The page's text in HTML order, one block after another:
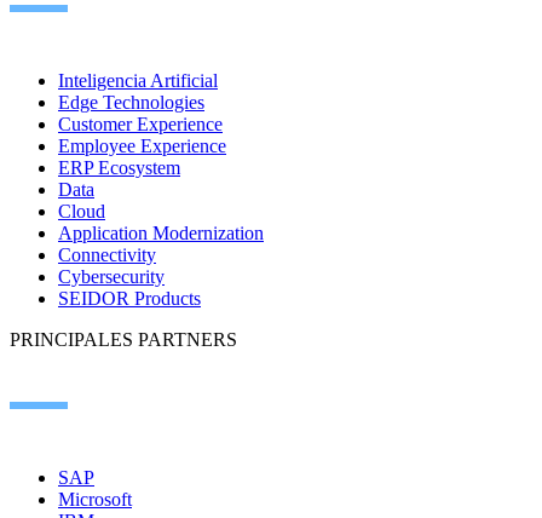
Inteligencia Artificial
Edge Technologies
Customer Experience
Employee Experience
ERP Ecosystem
Data
Cloud
Application Modernization
Connectivity
Cybersecurity
SEIDOR Products
PRINCIPALES PARTNERS
SAP
Microsoft